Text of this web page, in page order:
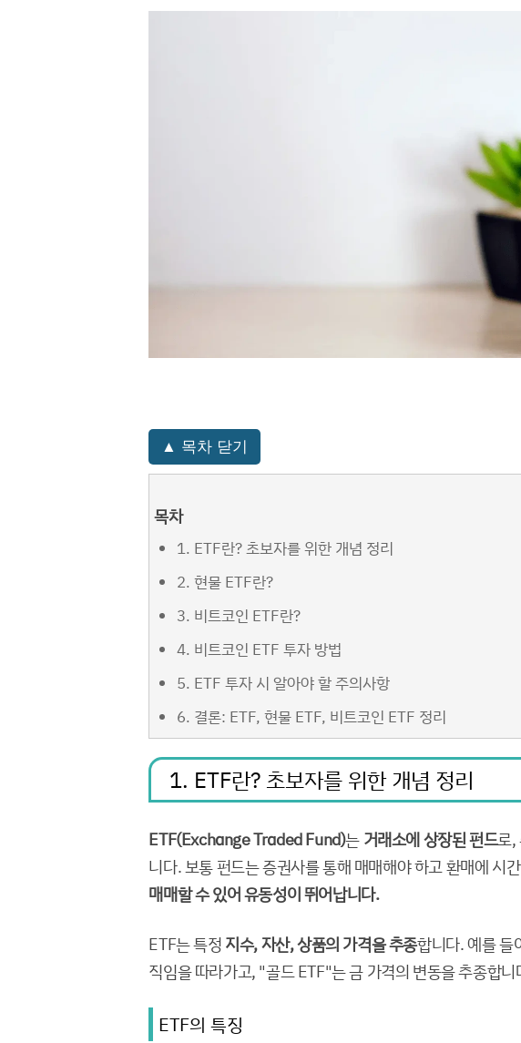
▲ 목차 닫기
목차
1. ETF란? 초보자를 위한 개념 정리
2. 현물 ETF란?
3. 비트코인 ETF란?
4. 비트코인 ETF 투자 방법
5. ETF 투자 시 알아야 할 주의사항
6. 결론: ETF, 현물 ETF, 비트코인 ETF 정리
1. ETF란? 초보자를 위한 개념 정리
ETF(Exchange Traded Fund)는 거래소에 상장된 펀드로,
니다. 보통 펀드는 증권사를 통해 매매해야 하고 환매에 시
매매할 수 있어 유동성이 뛰어납니다.
ETF는 특정 지수, 자산, 상품의 가격을 추종합니다. 예를
직임을 따라가고, "골드 ETF"는 금 가격의 변동을 추종합니
ETF의 특징